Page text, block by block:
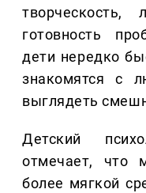
готовность
дети нередко
знакомятся с
выглядеть
Детский
отмечает, что
более мягкой